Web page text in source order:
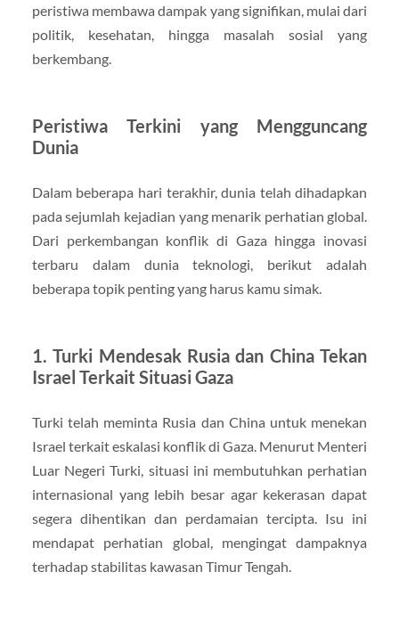
peristiwa membawa dampak yang signifikan, mulai dari
politik, kesehatan, hingga masalah sosial yang
berkembang.
Peristiwa Terkini yang Mengguncang
Dunia
Dalam beberapa hari terakhir, dunia telah dihadapkan
pada sejumlah kejadian yang menarik perhatian global.
Dari perkembangan konflik di Gaza hingga inovasi
terbaru dalam dunia teknologi, berikut adalah
beberapa topik penting yang harus kamu simak.
1. Turki Mendesak Rusia dan China Tekan
Israel Terkait Situasi Gaza
Turki telah meminta Rusia dan China untuk menekan
Israel terkait eskalasi konflik di Gaza. Menurut Menteri
Luar Negeri Turki, situasi ini membutuhkan perhatian
internasional yang lebih besar agar kekerasan dapat
segera dihentikan dan perdamaian tercipta. Isu ini
mendapat perhatian global, mengingat dampaknya
terhadap stabilitas kawasan Timur Tengah.